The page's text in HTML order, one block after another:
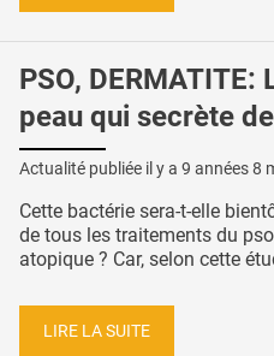
PSO,
peau qui secrète
Actualité publiée il y a 9 années 8
Cette bactérie sera-t-elle
de tous les traitements du
atopique ? Car, selon cette
LIRE LA SUITE